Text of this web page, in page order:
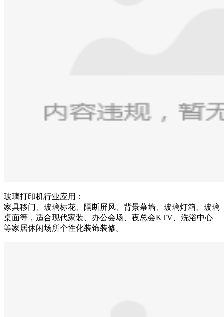
玻璃打印机行业应用：
家具移门、玻璃标花、隔断屏风、背景幕墙、玻璃灯箱、玻璃
桌面等，适合现代家装、办公会场、夜总会KTV、洗浴中心
等家居休闲场所个性化装饰装修。